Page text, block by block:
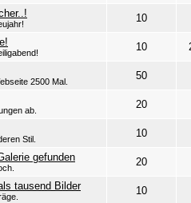
10
10
2500 Mal.
50
ab.
20
Stil.
10
gefunden
20
tausend Bilder
10